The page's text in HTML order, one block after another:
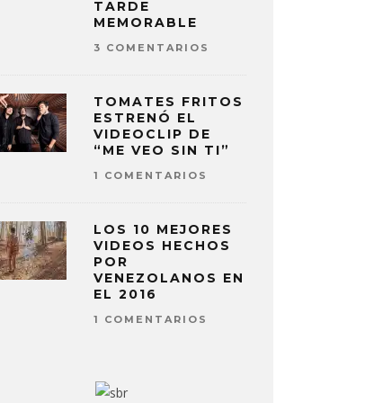
TARDE
MEMORABLE
3 COMENTARIOS
TOMATES FRITOS
ESTRENÓ EL
VIDEOCLIP DE
“ME VEO SIN TI”
1 COMENTARIOS
LOS 10 MEJORES
VIDEOS HECHOS
POR
VENEZOLANOS EN
EL 2016
1 COMENTARIOS